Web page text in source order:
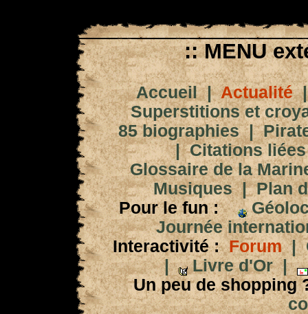
:: MENU
Accueil|Actualité
Superstitions et
85 biographies|
|Citations
Glossaire de la
Musiques|Plan
Pour le fun :
Journée
Interactivité : Forum|
|
Livre d'Or|
Un peu de shopping